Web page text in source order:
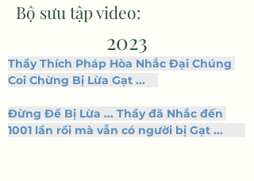
Bộ sưu tập video:
2023
Thầy Thích Pháp Hòa Nhắc Đại Chúng
Coi Chừng Bị Lừa Gạt ...
Đừng Để Bị Lừa ... Thầy đã Nhắc đến
1001 lần rồi mà vẫn có người bị Gạt ...